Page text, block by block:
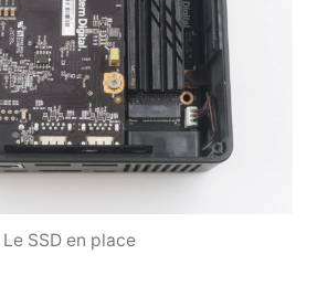
Le SSD en place